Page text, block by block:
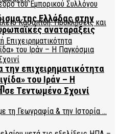
την επιχειρηματικότητα
της Ελλάδας στην
αναταράξεις
του Ιράν – Η
σε Τεντωμένο Σχοινί